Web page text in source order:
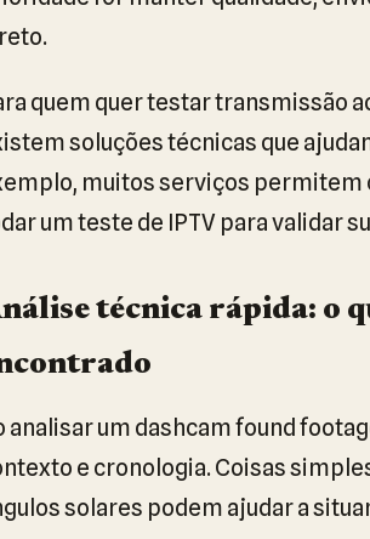
quem quer testar transmissão
soluções técnicas que
muitos serviços permitem
um teste de IPTV para validar
técnica rápida: o
analisar um dashcam found
e cronologia. Coisas
solares podem ajudar a